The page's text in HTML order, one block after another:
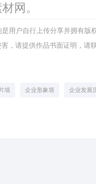
网。
用户自行上传分享并拥有
，请提供作品书面证明，请
墙 企业形象墙 企业发展